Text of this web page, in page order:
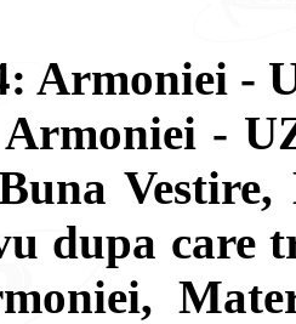
Armoniei -
Armoniei -
dupa care